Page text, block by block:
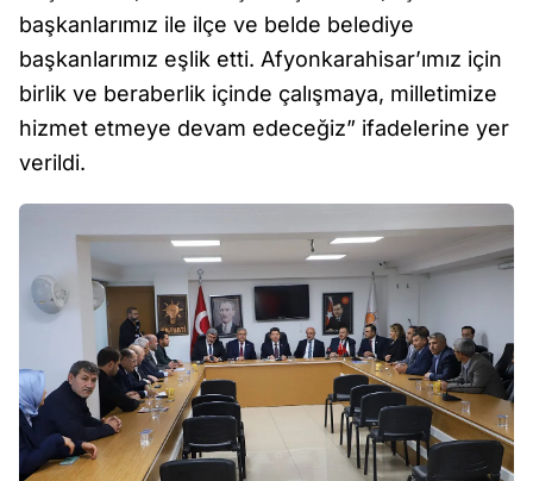
başkanlarımız ile ilçe ve belde belediye
başkanlarımız eşlik etti. Afyonkarahisar’ımız için
birlik ve beraberlik içinde çalışmaya, milletimize
hizmet etmeye devam edeceğiz” ifadelerine yer
verildi.